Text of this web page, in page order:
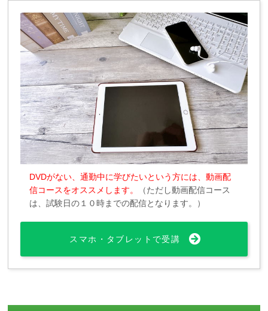
DVDがない、通勤中に学びたいという方には、動画配
信コースをオススメします。
（ただし動画配信コース
は、試験日の１０時までの配信となります。）
スマホ・タブレットで受講